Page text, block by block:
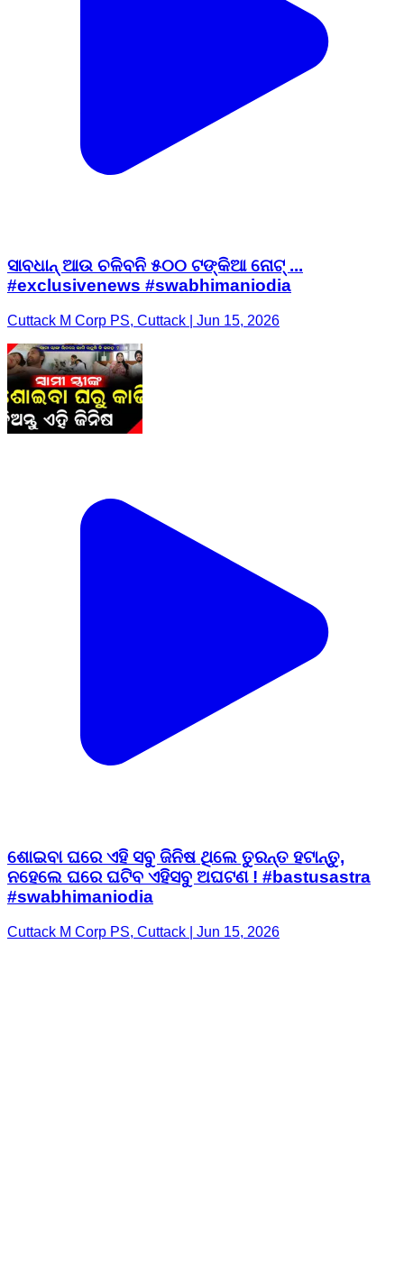
ସାବଧାନ୍ ଆଉ ଚଳିବନି ୫୦୦ ଟଙ୍କିଆ ନୋଟ୍‌ ...
#exclusivenews #swabhimaniodia
ଶୋଇବା ଘରେ ଏହି ସବୁ ଜିନିଷ ଥିଲେ ତୁରନ୍ତ ହଟାନ୍ତୁ,